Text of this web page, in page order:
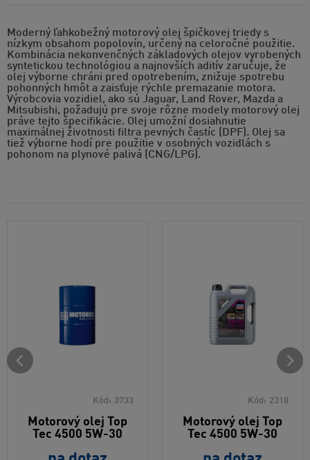
Moderný ľahkobežný motorový olej špičkovej triedy s
nízkym obsahom popolovín, určený na celoročné použitie.
Kombinácia nekonvenčných základových olejov vyrobených
syntetickou technológiou a najnovších aditív zaručuje, že
olej výborne chráni pred opotrebením, znižuje spotrebu
pohonných hmôt a zaisťuje rýchle premazanie motora.
Výrobcovia vozidiel, ako sú Jaguar, Land Rover, Mazda a
Mitsubishi, požadujú pre svoje rôzne modely motorový olej
práve tejto špecifikácie. Olej umožní dosiahnutie
maximálnej životnosti filtra pevných častíc (DPF). Olej sa
tiež výborne hodí pre použitie v osobných vozidlách s
pohonom na plynové palivá (CNG/LPG).
Kód: 3733
Motorový olej Top
Tec 4500 5W-30
Kód: 2318
Motorový olej Top
Tec 4500 5W-30